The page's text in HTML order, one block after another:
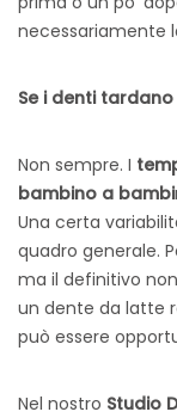
necessariamente
Se i denti
Non sempre. I
bambino a bambi
Una certa
quadro generale.
ma il definitivo
un dente da latte
può essere
Nel nostro Studio